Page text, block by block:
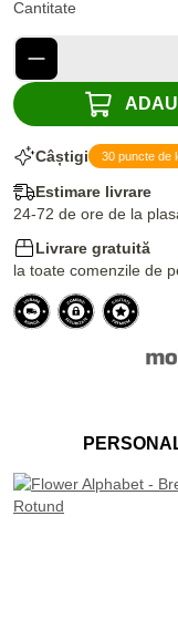
Cantitate
Câștigi 30 puncte de
Estimare livrare
24-72 de ore de la
Livrare gratuită
la toate comenzile de